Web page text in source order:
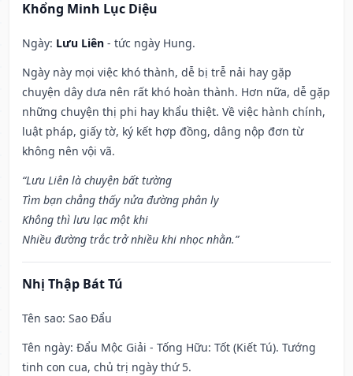
Khổng Minh Lục Diệu
Ngày: Lưu Liên - tức ngày Hung.
Ngày này mọi việc khó thành, dễ bị trễ nải hay gặp
chuyện dây dưa nên rất khó hoàn thành. Hơn nữa, dễ gặp
những chuyện thị phi hay khẩu thiệt. Về việc hành chính,
luật pháp, giấy tờ, ký kết hợp đồng, dâng nộp đơn từ
không nên vội vã.
“Lưu Liên là chuyện bất tường
Tìm bạn chẳng thấy nửa đường phân ly
Không thì lưu lạc một khi
Nhiều đường trắc trở nhiều khi nhọc nhằn.”
Nhị Thập Bát Tú
Tên sao: Sao Đẩu
Tên ngày: Đẩu Mộc Giải - Tống Hữu: Tốt (Kiết Tú). Tướng
tinh con cua, chủ trị ngày thứ 5.